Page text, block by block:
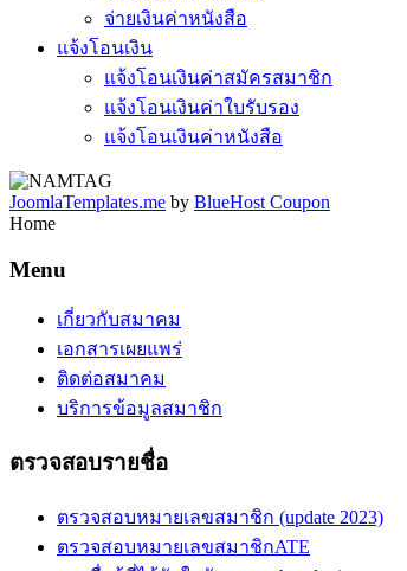
จ่ายเงินค่าหนังสือ
แจ้งโอนเงิน
แจ้งโอนเงินค่าสมัครสมาชิก
แจ้งโอนเงินค่าใบรับรอง
แจ้งโอนเงินค่าหนังสือ
JoomlaTemplates.me by BlueHost Coupon
Home
Menu
เกี่ยวกับสมาคม
เอกสารเผยแพร่
ติดต่อสมาคม
บริการข้อมูลสมาชิก
ตรวจสอบรายชื่อ
ตรวจสอบหมายเลขสมาชิก (update 2023)
ตรวจสอบหมายเลขสมาชิกATE